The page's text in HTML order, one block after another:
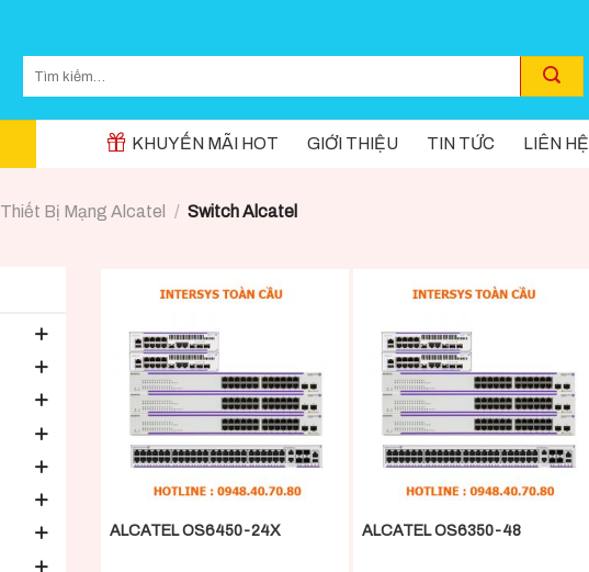
KHUYẾN MÃI HOT GIỚI THIỆU TIN TỨC LIÊN HỆ
Thiết Bị Mạng Alcatel / Switch Alcatel
ALCATEL OS6450-24X ALCATEL OS6350-48